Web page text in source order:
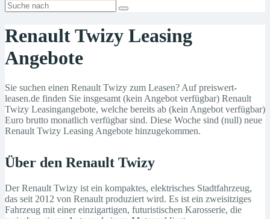
Renault Twizy Leasing
Angebote
Sie suchen einen Renault Twizy zum Leasen? Auf preiswert-
leasen.de finden Sie insgesamt (kein Angebot verfügbar) Renault
Twizy Leasingangebote, welche bereits ab (kein Angebot verfügbar)
Euro brutto monatlich verfügbar sind. Diese Woche sind (null) neue
Renault Twizy Leasing Angebote hinzugekommen.
Über den Renault Twizy
Der Renault Twizy ist ein kompaktes, elektrisches Stadtfahrzeug,
das seit 2012 von Renault produziert wird. Es ist ein zweisitziges
Fahrzeug mit einer einzigartigen, futuristischen Karosserie, die